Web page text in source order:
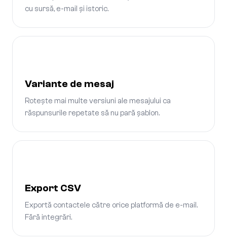
cu sursă, e-mail și istoric.
Variante de mesaj
Rotește mai multe versiuni ale mesajului ca
răspunsurile repetate să nu pară șablon.
Export CSV
Exportă contactele către orice platformă de e-mail.
Fără integrări.